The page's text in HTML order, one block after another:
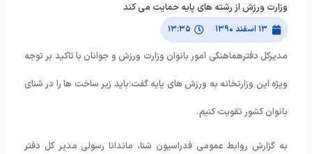
وزارت ورزش از رشته های پایه حمایت می کند
۱۳ اسفند ۱۳۹۰ ۱۳:۳۵
مدیرکل دفترهماهنگی امور بانوان وزارت ورزش و جوانان با تاکید بر توجه
ویژه این وزارتخانه به ورزش های پایه گفت:باید زیر ساخت ها را در شنای
بانوان کشور تقویت کنیم.
به گزارش روابط عمومی فدراسیون شنا، ماندانا رسولی مدیر کل دفتر